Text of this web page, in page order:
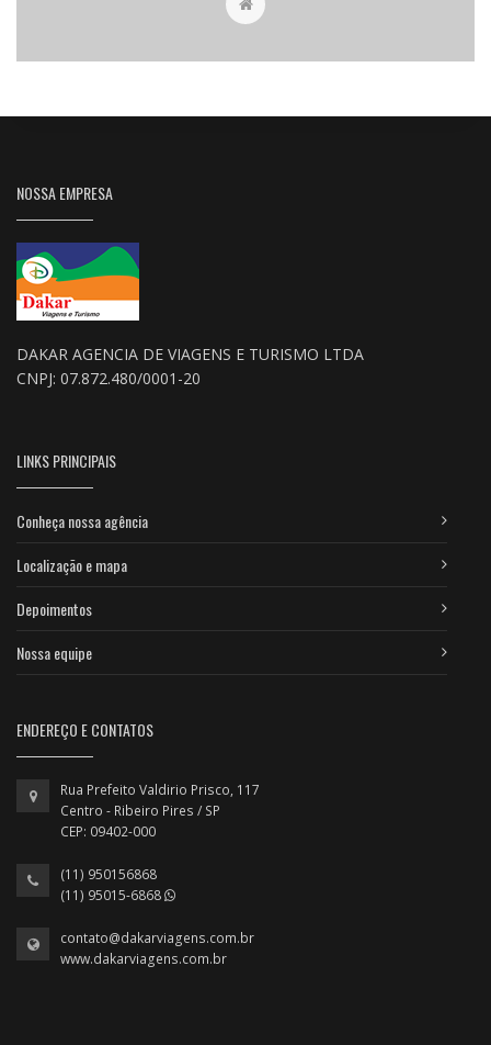
NOSSA EMPRESA
DAKAR AGENCIA DE VIAGENS E TURISMO LTDA
CNPJ: 07.872.480/0001-20
LINKS PRINCIPAIS
Conheça nossa agência
Localização e mapa
Depoimentos
Nossa equipe
ENDEREÇO E CONTATOS
Rua Prefeito Valdirio Prisco, 117
Centro - Ribeiro Pires / SP
CEP: 09402-000
(11) 950156868
(11) 95015-6868
contato@dakarviagens.com.br
www.dakarviagens.com.br